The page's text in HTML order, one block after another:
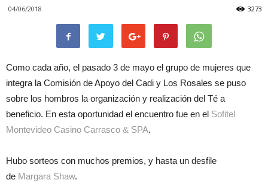
04/06/2018 3273
Como cada año, el pasado 3 de mayo el grupo de mujeres que
integra la Comisión de Apoyo del Cadi y Los Rosales se puso
sobre los hombros la organización y realización del Té a
beneficio. En esta oportunidad el encuentro fue en el Sofitel
Montevideo Casino Carrasco & SPA.
Hubo sorteos con muchos premios, y hasta un desfile
de Margara Shaw.